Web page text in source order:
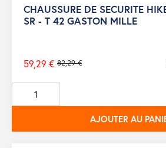
CHAUSSURE DE SECURITE
SR - T 42 GASTON MILLE
Prix
de
base
82,29 €
59,29 €
AJOUTER AU